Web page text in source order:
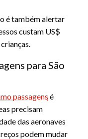
é também alertar
custam US$
para São
passagens é
precisam
das aeronaves
podem mudar